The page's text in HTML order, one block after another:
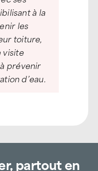
à la
les
toiture,
visite
prévenir
d’eau.
partout en